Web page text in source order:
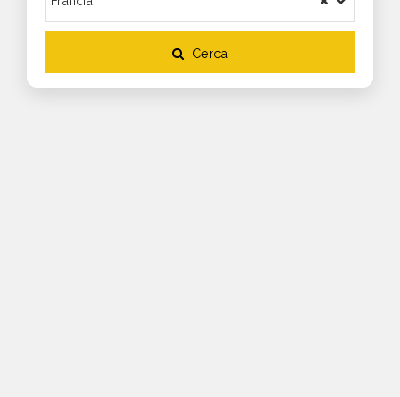
Cerca